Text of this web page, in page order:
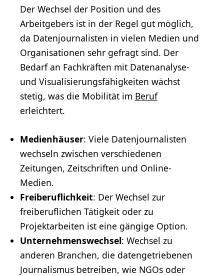
Der Wechsel der Position und des
Arbeitgebers ist in der Regel gut möglich,
da Datenjournalisten in vielen Medien und
Organisationen sehr gefragt sind. Der
Bedarf an Fachkräften mit Datenanalyse-
und Visualisierungsfähigkeiten wächst
stetig, was die Mobilität im Beruf
erleichtert.
Medienhäuser: Viele Datenjournalisten
wechseln zwischen verschiedenen
Zeitungen, Zeitschriften und Online-
Medien.
Freiberuflichkeit: Der Wechsel zur
freiberuflichen Tätigkeit oder zu
Projektarbeiten ist eine gängige Option.
Unternehmenswechsel: Wechsel zu
anderen Branchen, die datengetriebenen
Journalismus betreiben, wie NGOs oder